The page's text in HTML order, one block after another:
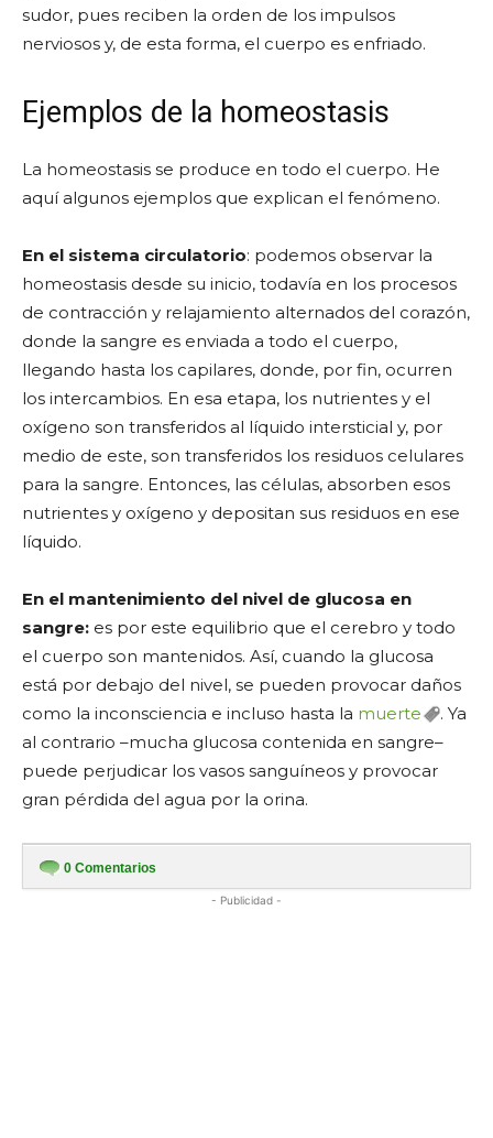
sudor, pues reciben la orden de los impulsos
nerviosos y, de esta forma, el cuerpo es enfriado.
Ejemplos de la homeostasis
La homeostasis se produce en todo el cuerpo. He
aquí algunos ejemplos que explican el fenómeno.
En el sistema circulatorio: podemos observar la
homeostasis desde su inicio, todavía en los procesos
de contracción y relajamiento alternados del corazón,
donde la sangre es enviada a todo el cuerpo,
llegando hasta los capilares, donde, por fin, ocurren
los intercambios. En esa etapa, los nutrientes y el
oxígeno son transferidos al líquido intersticial y, por
medio de este, son transferidos los residuos celulares
para la sangre. Entonces, las células, absorben esos
nutrientes y oxígeno y depositan sus residuos en ese
líquido.
En el mantenimiento del nivel de glucosa en
sangre: es por este equilibrio que el cerebro y todo
el cuerpo son mantenidos. Así, cuando la glucosa
está por debajo del nivel, se pueden provocar daños
como la inconsciencia e incluso hasta la muerte
. Ya
al contrario –mucha glucosa contenida en sangre–
puede perjudicar los vasos sanguíneos y provocar
gran pérdida del agua por la orina.
0 Comentarios
- Publicidad -